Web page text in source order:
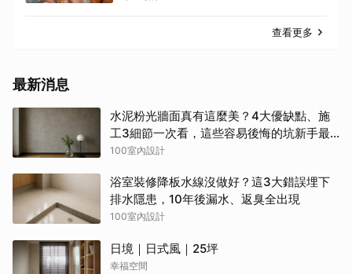
查看更多
最新消息
水泥粉光牆面真有這麼美？4大優缺點、施
工3細節一次看，這些容易後悔的坑新手最
常踩
100室內設計
浴室裝修降板水線沒做好？這3大錯誤埋下
排水隱患，10年後漏水、返臭全出現
100室內設計
日境｜日式風｜25坪
幸福空間